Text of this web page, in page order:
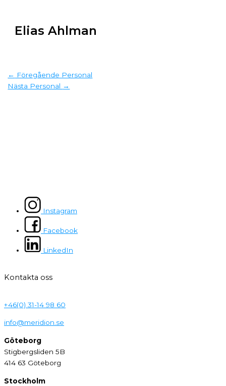
Elias Ahlman
← Föregående Personal
Nästa Personal →
Instagram
Facebook
LinkedIn
Kontakta oss
+46(0) 31-14 98 60
info@meridion.se
Göteborg
Stigbergsliden 5B
414 63 Göteborg
Stockholm